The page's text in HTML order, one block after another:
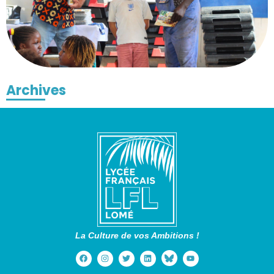
Archives
La Culture de vos Ambitions !